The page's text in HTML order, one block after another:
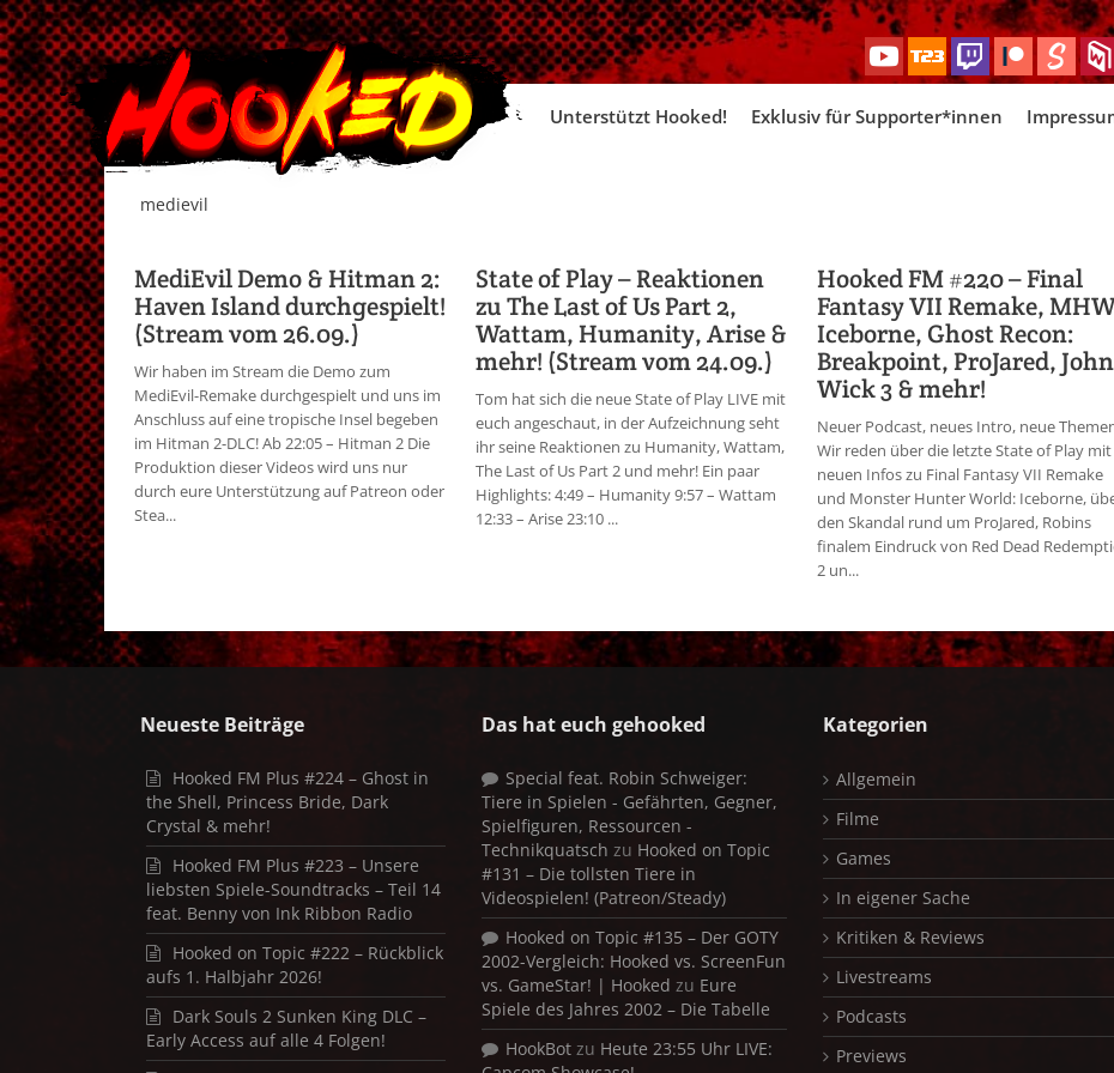
Skip
Unterstützt Hooked! Exklusiv für Supporter*innen
medievil
MediEvil Demo & Hitman 2:
Haven Island durchgespielt!
(Stream vom 26.09.)
Wir haben im Stream die Demo zum
MediEvil-Remake durchgespielt und uns im
Anschluss auf eine tropische Insel begeben
im Hitman 2-DLC! Ab 22:05 – Hitman 2 Die
Produktion dieser Videos wird uns nur
durch eure Unterstützung auf Patreon oder
Stea...
State of Play – Reaktionen
zu The Last of Us Part 2,
Wattam, Humanity, Arise &
mehr! (Stream vom 24.09.)
Tom hat sich die neue State of Play LIVE mit
euch angeschaut, in der Aufzeichnung seht
ihr seine Reaktionen zu Humanity, Wattam,
The Last of Us Part 2 und mehr! Ein paar
Highlights: 4:49 – Humanity 9:57 – Wattam
12:33 – Arise 23:10 ...
Hooked FM #220 – Final
Fantasy VII Remake,
Iceborne, Ghost Recon:
Breakpoint, ProJared, John
Wick 3 & mehr!
Neuer Podcast, neues Intro, neue
Wir reden über die letzte State of Play mit
neuen Infos zu Final Fantasy VII Remake
und Monster Hunter World: Iceborne,
den Skandal rund um ProJared, Robins
finalem Eindruck von Red Dead
2 un...
Neueste Beiträge
Hooked FM Plus #224 – Ghost in
the Shell, Princess Bride, Dark
Crystal & mehr!
Hooked FM Plus #223 – Unsere
liebsten Spiele-Soundtracks – Teil 14
feat. Benny von Ink Ribbon Radio
Hooked on Topic #222 – Rückblick
aufs 1. Halbjahr 2026!
Dark Souls 2 Sunken King DLC –
Early Access auf alle 4 Folgen!
Das hat euch gehooked
Special feat. Robin Schweiger:
Tiere in Spielen - Gefährten, Gegner,
Spielfiguren, Ressourcen -
Technikquatsch zu Hooked on Topic
#131 – Die tollsten Tiere in
Videospielen! (Patreon/Steady)
Hooked on Topic #135 – Der GOTY
2002-Vergleich: Hooked vs. ScreenFun
vs. GameStar! | Hooked zu Eure
Spiele des Jahres 2002 – Die Tabelle
HookBot zu Heute 23:55 Uhr LIVE:
Kategorien
Allgemein
Filme
Games
In eigener Sache
Kritiken & Reviews
Livestreams
Podcasts
Previews